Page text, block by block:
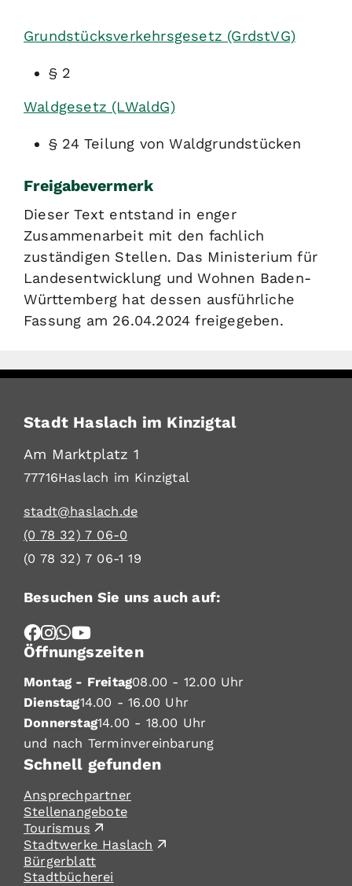
Grundstücksverkehrsgesetz (GrdstVG)
§ 2
Waldgesetz (LWaldG)
§ 24Teilung von Waldgrundstücken
Freigabevermerk
Dieser Text entstand in enger
Zusammenarbeit mit den fachlich
zuständigen Stellen. Das Ministerium für
Landesentwicklung und Wohnen Baden-
Württemberg hat dessen ausführliche
Fassung am 26.04.2024 freigegeben.
Stadt Haslach im Kinzigtal
Am Marktplatz 1
77716Haslach im Kinzigtal
stadt@haslach.de
(0 78 32) 7 06-0
(0 78 32) 7 06-1 19
Besuchen Sie uns auch auf:
Öffnungszeiten
Montag - Freitag08.00 - 12.00 Uhr
Dienstag14.00 - 16.00 Uhr
Donnerstag14.00 - 18.00 Uhr
und nach Terminvereinbarung
Schnell gefunden
Ansprechpartner
Stellenangebote
Tourismus
Stadtwerke Haslach
Bürgerblatt
Stadtbücherei